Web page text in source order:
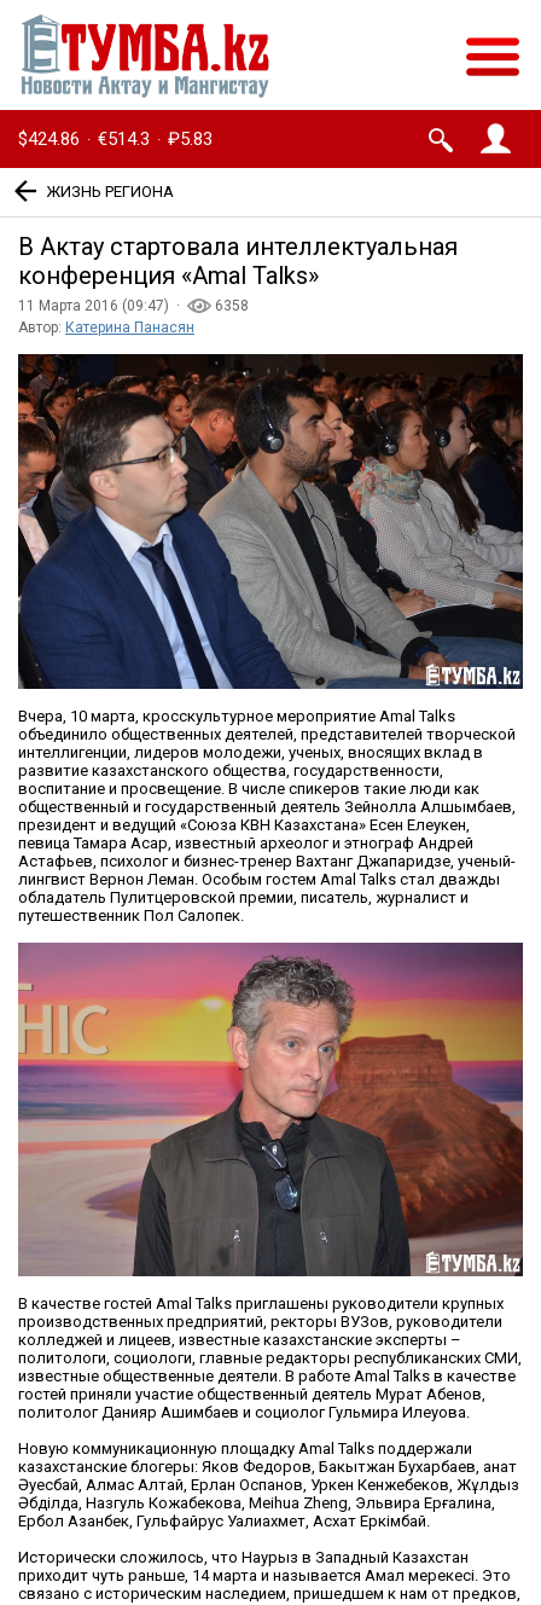
$424.86 · €514.3 · ₽5.83
ЖИЗНЬ РЕГИОНА
В Актау стартовала интеллектуальная
конференция «Amal Talks»
11 Марта 2016 (09:47) ·
6358
Автор: Катерина Панасян
Вчера, 10 марта, кросскультурное мероприятие Amal Talks
объединило общественных деятелей, представителей творческой
интеллигенции, лидеров молодежи, ученых, вносящих вклад в
развитие казахстанского общества, государственности,
воспитание и просвещение. В числе спикеров такие люди как
общественный и государственный деятель Зейнолла Алшымбаев,
президент и ведущий «Союза КВН Казахстана» Есен Елеукен,
певица Тамара Асар, известный археолог и этнограф Андрей
Астафьев, психолог и бизнес-тренер Вахтанг Джапаридзе, ученый-
лингвист Вернон Леман. Особым гостем Amal Talks стал дважды
обладатель Пулитцеровской премии, писатель, журналист и
путешественник Пол Салопек.
В качестве гостей Amal Talks приглашены руководители крупных
производственных предприятий, ректоры ВУЗов, руководители
колледжей и лицеев, известные казахстанские эксперты –
политологи, социологи, главные редакторы республиканских СМИ,
известные общественные деятели. В работе Amal Talks в качестве
гостей приняли участие общественный деятель Мурат Абенов,
политолог Данияр Ашимбаев и социолог Гульмира Илеуова.
Новую коммуникационную площадку Amal Talks поддержали
казахстанские блогеры: Яков Федоров, Бакытжан Бухарбаев, Қанат
Әуесбай, Алмас Алтай, Ерлан Оспанов, Уркен Кенжебеков, Жұлдыз
Әбділда, Назгуль Кожабекова, Meihua Zheng, Эльвира Ерғалина,
Ербол Азанбек, Гульфайрус Уалиахмет, Асхат Еркімбай.
Исторически сложилось, что Наурыз в Западный Казахстан
приходит чуть раньше, 14 марта и называется Амал мерекесі. Это
связано с историческим наследием, пришедшем к нам от предков,